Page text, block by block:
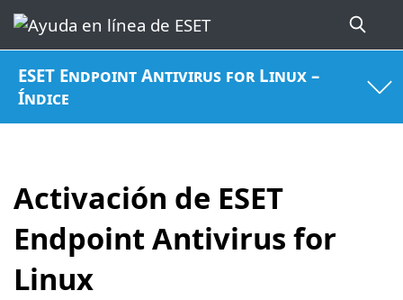
ESET Endpoint Antivirus for Linux –
Índice
Activación de ESET
Endpoint Antivirus for
Linux